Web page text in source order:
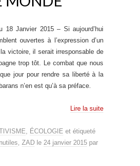
18 Janvier 2015 – Si aujourd’hui
ouvertes à l’expression d’un
victoire, il serait irresponsable de
trop tôt. Le combat que nous
jour pour rendre sa liberté à la
n’en est qu’à sa préface.
Lire la suite
ÉCOLOGIE et étiqueté
ZAD le 24 janvier 2015 par